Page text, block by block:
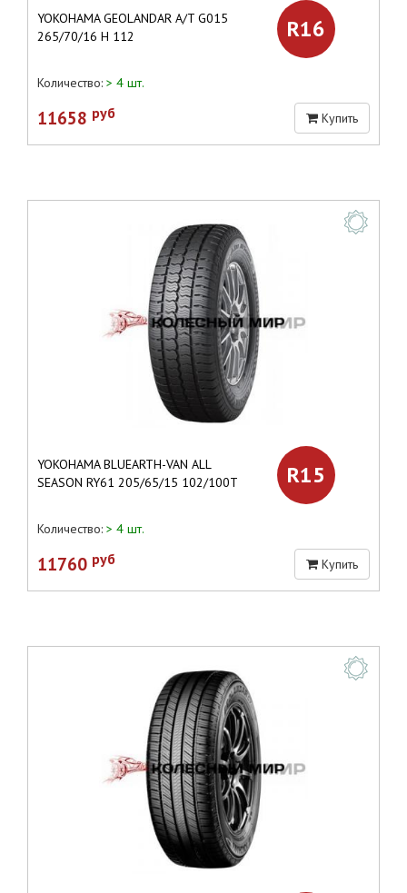
YOKOHAMA GEOLANDAR A/T G015
265/70/16 H 112
R16
Количество: > 4 шт.
11658 руб Купить
YOKOHAMA BLUEARTH-VAN ALL
SEASON RY61 205/65/15 102/100T
R15
Количество: > 4 шт.
11760 руб Купить